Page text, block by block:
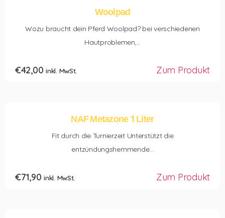
Woolpad
Wozu braucht dein Pferd Woolpad? bei verschiedenen
Hautproblemen,...
€42,00 inkl. MwSt. Zum Produkt
NAF Metazone 1 Liter
Fit durch die Turnierzeit Unterstützt die
entzündungshemmende...
€71,90 inkl. MwSt. Zum Produkt